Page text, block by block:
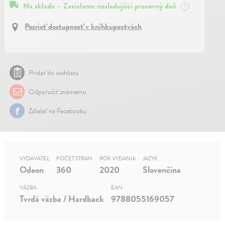
Na sklade – Zasielame nasledujúci pracovný deň ?
Pozrieť dostupnosť v kníhkupectvách
Pridať do wishlistu
Odporučiť známemu
Zdielať na Facebooku
VYDAVATEĽ
Odeon
POČET STRÁN
360
ROK VYDANIA
2020
JAZYK
Slovenčina
VÄZBA
Tvrdá väzba / Hardback
EAN
9788055169057